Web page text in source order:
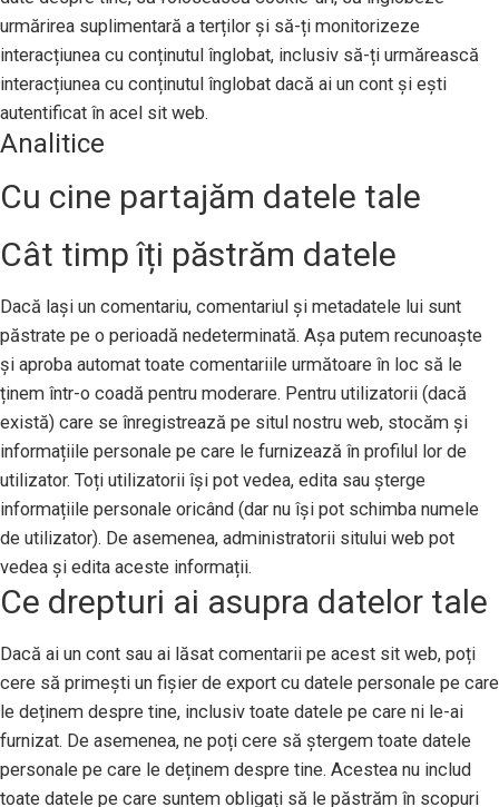
urmărirea suplimentară a terților și să-ți monitorizeze
interacțiunea cu conținutul înglobat, inclusiv să-ți urmărească
interacțiunea cu conținutul înglobat dacă ai un cont și ești
autentificat în acel sit web.
Analitice
Cu cine partajăm datele tale
Cât timp îți păstrăm datele
Dacă lași un comentariu, comentariul și metadatele lui sunt
păstrate pe o perioadă nedeterminată. Așa putem recunoaște
și aproba automat toate comentariile următoare în loc să le
ținem într-o coadă pentru moderare. Pentru utilizatorii (dacă
există) care se înregistrează pe situl nostru web, stocăm și
informațiile personale pe care le furnizează în profilul lor de
utilizator. Toți utilizatorii își pot vedea, edita sau șterge
informațiile personale oricând (dar nu își pot schimba numele
de utilizator). De asemenea, administratorii sitului web pot
vedea și edita aceste informații.
Ce drepturi ai asupra datelor tale
Dacă ai un cont sau ai lăsat comentarii pe acest sit web, poți
cere să primești un fișier de export cu datele personale pe care
le deținem despre tine, inclusiv toate datele pe care ni le-ai
furnizat. De asemenea, ne poți cere să ștergem toate datele
personale pe care le deținem despre tine. Acestea nu includ
toate datele pe care suntem obligați să le păstrăm în scopuri